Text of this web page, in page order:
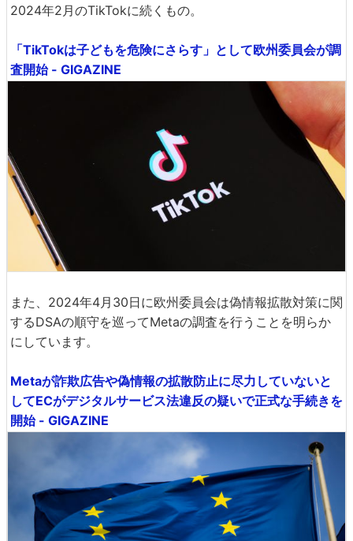
2024年2月のTikTokに続くもの。
「TikTokは子どもを危険にさらす」として欧州委員会が調
査開始 - GIGAZINE
また、2024年4月30日に欧州委員会は偽情報拡散対策に関
するDSAの順守を巡ってMetaの調査を行うことを明らか
にしています。
Metaが詐欺広告や偽情報の拡散防止に尽力していないと
してECがデジタルサービス法違反の疑いで正式な手続きを
開始 - GIGAZINE